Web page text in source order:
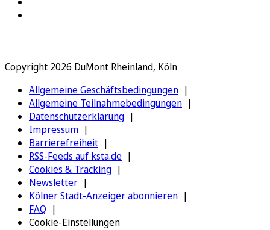
Copyright 2026 DuMont Rheinland, Köln
Allgemeine Geschäftsbedingungen
Allgemeine Teilnahmebedingungen
Datenschutzerklärung
Impressum
Barrierefreiheit
RSS-Feeds auf ksta.de
Cookies & Tracking
Newsletter
Kölner Stadt-Anzeiger abonnieren
FAQ
Cookie-Einstellungen